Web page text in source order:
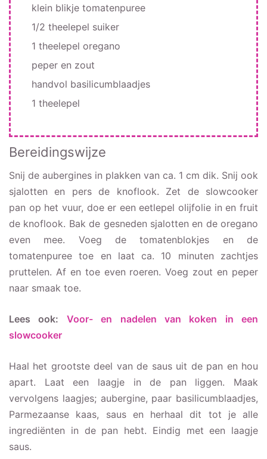
klein blikje tomatenpuree
1/2 theelepel suiker
1 theelepel oregano
peper en zout
handvol basilicumblaadjes
1 theelepel
Bereidingswijze
Snij de aubergines in plakken van ca. 1 cm dik. Snij ook
sjalotten en pers de knoflook. Zet de slowcooker
pan op het vuur, doe er een eetlepel olijfolie in en fruit
de knoflook. Bak de gesneden sjalotten en de oregano
even mee. Voeg de tomatenblokjes en de
tomatenpuree toe en laat ca. 10 minuten zachtjes
pruttelen. Af en toe even roeren. Voeg zout en peper
naar smaak toe.
Lees ook: Voor- en nadelen van koken in een
slowcooker
Haal het grootste deel van de saus uit de pan en hou
apart. Laat een laagje in de pan liggen. Maak
vervolgens laagjes; aubergine, paar basilicumblaadjes,
Parmezaanse kaas, saus en herhaal dit tot je alle
ingrediënten in de pan hebt. Eindig met een laagje
saus.